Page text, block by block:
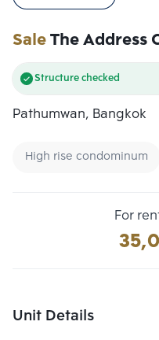
SaleThe Address
Structure checked
Pathumwan, Bangkok
High rise condominum
For
Unit Details